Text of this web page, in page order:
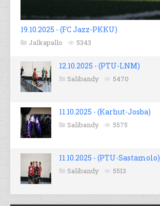
19.10.2025 - (FC Jazz-PKKU)
Jalkapallo 5343
12.10.2025 - (PTU-LNM)
Salibandy 5470
11.10.2025 - (Karhut-Josba)
Salibandy 5575
11.10.2025 - (PTU-Sastamolo)
Salibandy 5513